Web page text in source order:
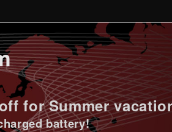
for Summer
battery!